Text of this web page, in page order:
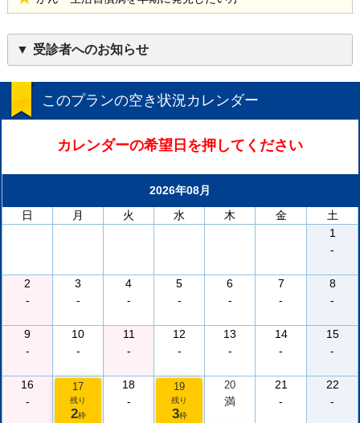
受診者へのお知らせ
このプランの空き状況カレンダー
カレンダーの希望日を押してください
2026年08月
日
月 火 水 木 金
土
1
-
2
-
3
-
4
-
5
-
6
-
7
-
8
-
9
-
10
-
11
-
12
-
13
-
14
-
15
-
16
-
17
残り
2枠
18
-
19
残り
3枠
20
満
21
-
22
-